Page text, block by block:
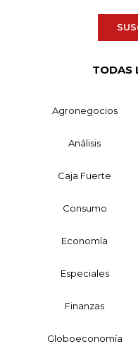
TODAS
Agronegocios
Análisis
Caja Fuerte
Consumo
Economía
Especiales
Finanzas
Globoeconomía